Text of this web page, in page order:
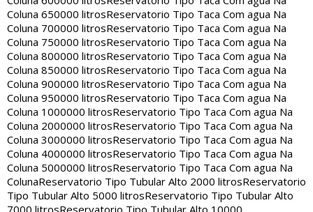
Coluna 650000 litrosReservatorio Tipo Taca Com agua Na
Coluna 700000 litrosReservatorio Tipo Taca Com agua Na
Coluna 750000 litrosReservatorio Tipo Taca Com agua Na
Coluna 800000 litrosReservatorio Tipo Taca Com agua Na
Coluna 850000 litrosReservatorio Tipo Taca Com agua Na
Coluna 900000 litrosReservatorio Tipo Taca Com agua Na
Coluna 950000 litrosReservatorio Tipo Taca Com agua Na
Coluna 1000000 litrosReservatorio Tipo Taca Com agua Na
Coluna 2000000 litrosReservatorio Tipo Taca Com agua Na
Coluna 3000000 litrosReservatorio Tipo Taca Com agua Na
Coluna 4000000 litrosReservatorio Tipo Taca Com agua Na
Coluna 5000000 litrosReservatorio Tipo Taca Com agua Na
ColunaReservatorio Tipo Tubular Alto 2000 litrosReservatorio
Tipo Tubular Alto 5000 litrosReservatorio Tipo Tubular Alto